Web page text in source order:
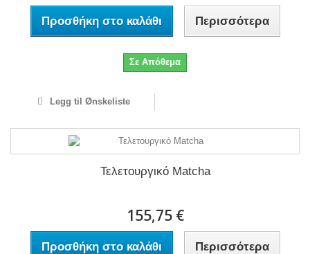
Προσθήκη στο καλάθι Περισσότερα
Σε Απόθεμα
Legg til Ønskeliste
Τελετουργικό Matcha
155,75 €
Προσθήκη στο καλάθι Περισσότερα